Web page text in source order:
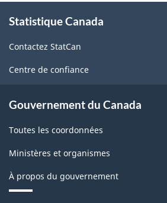
propos
ce
site
Statistique Canada
Contactez StatCan
Centre de confiance
Gouvernement du Canada
Toutes les coordonnées
Ministères et organismes
À propos du gouvernement